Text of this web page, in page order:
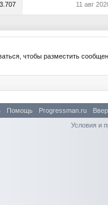
3.707 11 авг
чтобы разместить
Помощь Progressman.ru
Условия и